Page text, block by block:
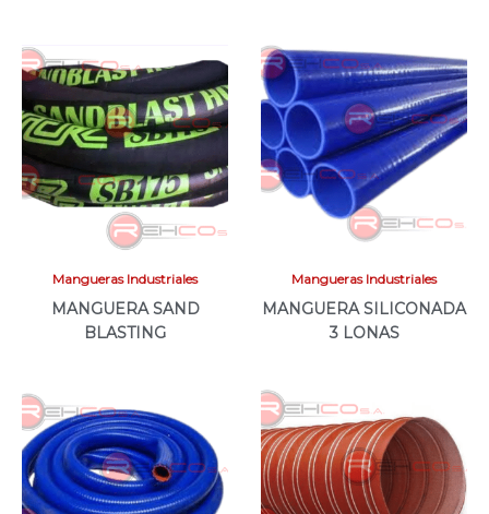
Mangueras Industriales
MANGUERA SAND
BLASTING
Mangueras Industriales
MANGUERA SILICONADA
3 LONAS